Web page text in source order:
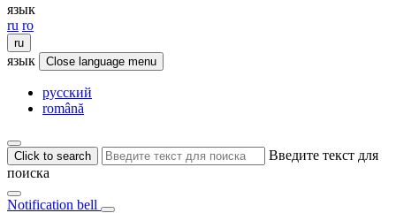
язык
ru ro
ru
язык Close language menu
русский
română
Click to search
Введите текст для
поиска
Notification bell